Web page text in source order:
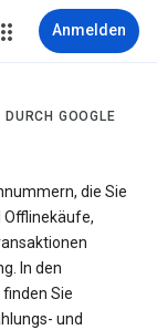
Anmelden
GOOGLE
die Sie
Offlinekäufe,
In den
finden Sie
und